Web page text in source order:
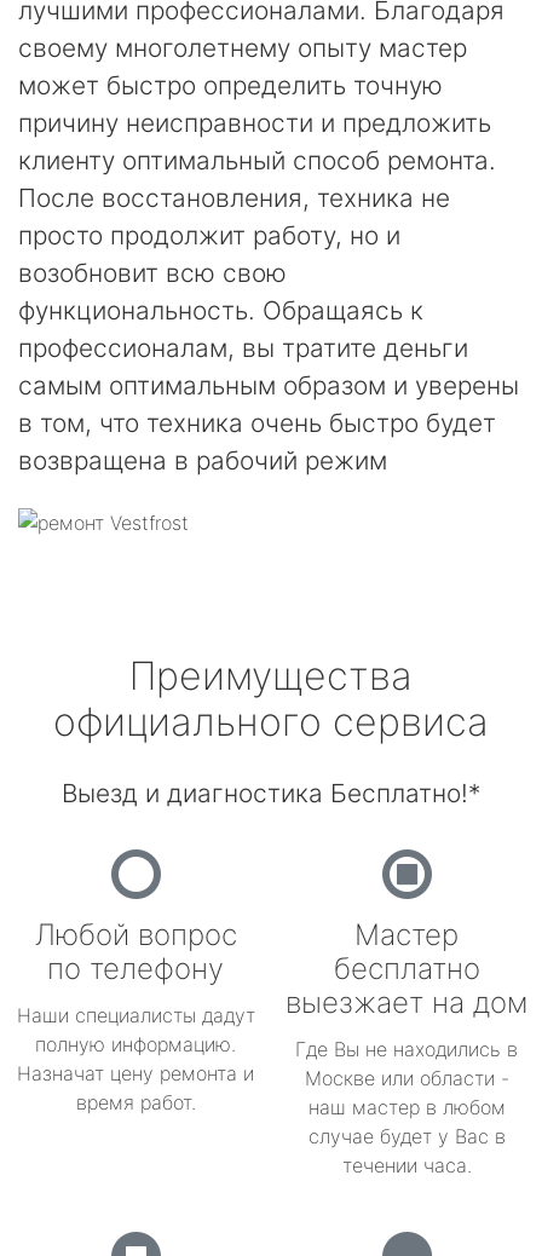
лучшими профессионалами. Благодаря
своему многолетнему опыту мастер
может быстро определить точную
причину неисправности и предложить
клиенту оптимальный способ ремонта.
После восстановления, техника не
просто продолжит работу, но и
возобновит всю свою
функциональность. Обращаясь к
профессионалам, вы тратите деньги
самым оптимальным образом и уверены
в том, что техника очень быстро будет
возвращена в рабочий режим
Преимущества
официального сервиса
Выезд и диагностика Бесплатно!*
Любой вопрос
по телефону
Наши специалисты дадут
полную информацию.
Назначат цену ремонта и
время работ.
Мастер
бесплатно
выезжает на дом
Где Вы не находились в
Москве или области -
наш мастер в любом
случае будет у Вас в
течении часа.